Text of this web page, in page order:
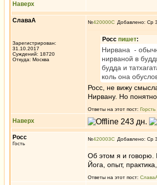
Наверх
СлаваА
Зарегистрирован:
31.10.2017
Суждений: 18720
Откуда: Москва
№420000 Добавлено: Ср
Росс пишет:
Нирвана -
нирваной в
будда и
коль она
Росс, не вижу
Нирвану. Но
Ответы на этот пост: Горсть
Наверх
Росс
Гость
№420003 Добавлено: Ср
Об этом я и говорю.
Йога, опыт,
Ответы на этот пост: